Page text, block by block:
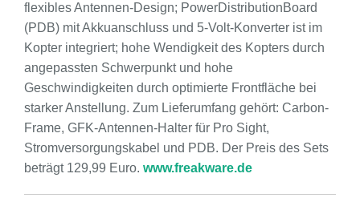
flexibles Antennen-Design; PowerDistributionBoard
(PDB) mit Akkuanschluss und 5-Volt-Konverter ist im
Kopter integriert; hohe Wendigkeit des Kopters durch
angepassten Schwerpunkt und hohe
Geschwindigkeiten durch optimierte Frontfläche bei
starker Anstellung. Zum Lieferumfang gehört: Carbon-
Frame, GFK-Antennen-Halter für Pro Sight,
Stromversorgungskabel und PDB. Der Preis des Sets
beträgt 129,99 Euro. www.freakware.de